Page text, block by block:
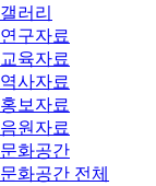
갤러리
연구자료
교육자료
역사자료
홍보자료
음원자료
문화공간
문화공간 전체